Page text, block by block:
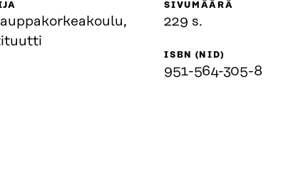
SIVUMÄÄRÄ
229 s.
ISBN (NID)
951-564-305-8